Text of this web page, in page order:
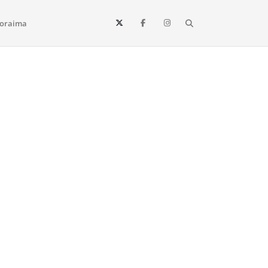
e todo o estado de Roraima. Fique sempre informado